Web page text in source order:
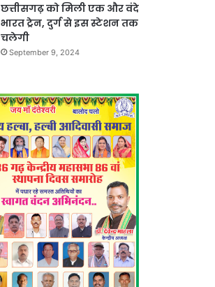
छत्तीसगढ़ को मिली एक और वंदे
भारत ट्रेन, दुर्ग से इस स्टेशन तक
चलेगी
September 9, 2024